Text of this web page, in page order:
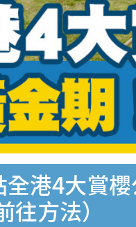
港4大賞
方法）